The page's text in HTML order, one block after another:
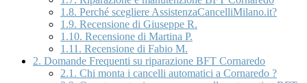
1.8. Perché scegliere AssistenzaCancelliMilano.it?
1.9. Recensione di Giuseppe R.
1.10. Recensione di Martina P.
1.11. Recensione di Fabio M.
2. Domande Frequenti su riparazione BFT Cornaredo
2.1. Chi monta i cancelli automatici a Cornaredo ?